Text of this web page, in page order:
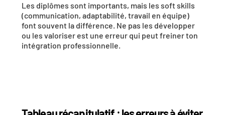
Les diplômes sont importants, mais les soft skills
(communication, adaptabilité, travail en équipe)
font souvent la différence. Ne pas les développer
ou les valoriser est une erreur qui peut freiner ton
intégration professionnelle.